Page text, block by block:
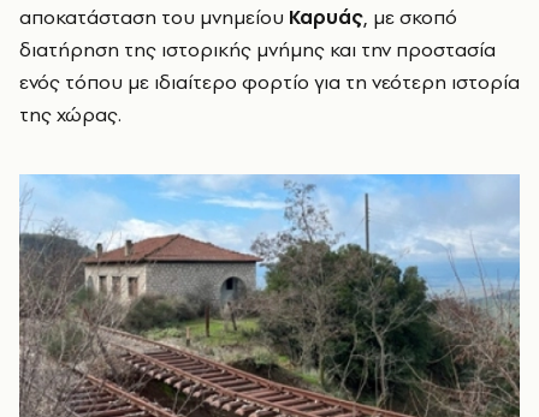
αποκατάσταση του μνημείου Καρυάς, με σκοπό
διατήρηση της ιστορικής μνήμης και την προστασία
ενός τόπου με ιδιαίτερο φορτίο για τη νεότερη ιστορία
της χώρας.